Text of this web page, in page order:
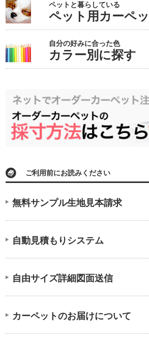
ペットと暮らしている
ペット用カーペ
自分の好みに合った色
カラー別に探す
ご利用前にお読みください
無料サンプル生地見本請求
自動見積もりシステム
自由サイズ詳細図面送信
カーペットのお届けについて